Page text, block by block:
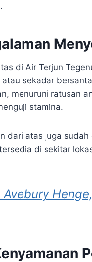
di Air Terjun
sekadar
menuruni ratusan
stamina.
dari atas juga sudah
di sekitar